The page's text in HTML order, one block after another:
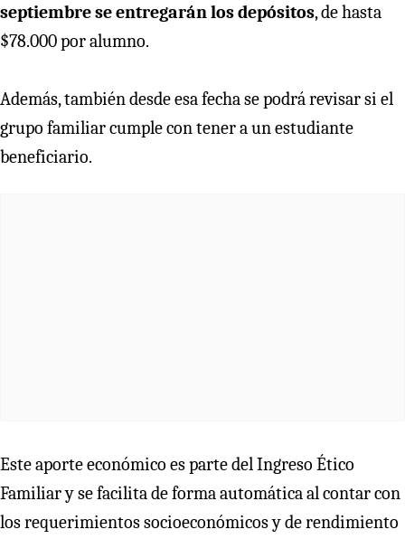
septiembre se entregarán los depósitos, de hasta
$78.000 por alumno.
Además, también desde esa fecha se podrá revisar si el
grupo familiar cumple con tener a un estudiante
beneficiario.
Este aporte económico es parte del Ingreso Ético
Familiar y se facilita de forma automática al contar con
los requerimientos socioeconómicos y de rendimiento